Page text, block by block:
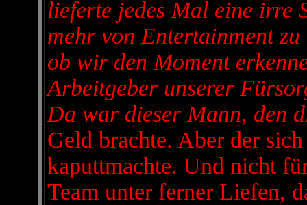
lieferte jedes Mal eine irre
mehr von Entertainment
ob wir den Moment
Arbeitgeber unserer
Da war dieser Mann, den
Geld brachte. Aber der
kaputtmachte. Und nicht
Team unter ferner Liefen,